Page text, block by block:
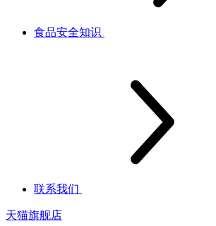
食品安全知识
联系我们
天猫旗舰店